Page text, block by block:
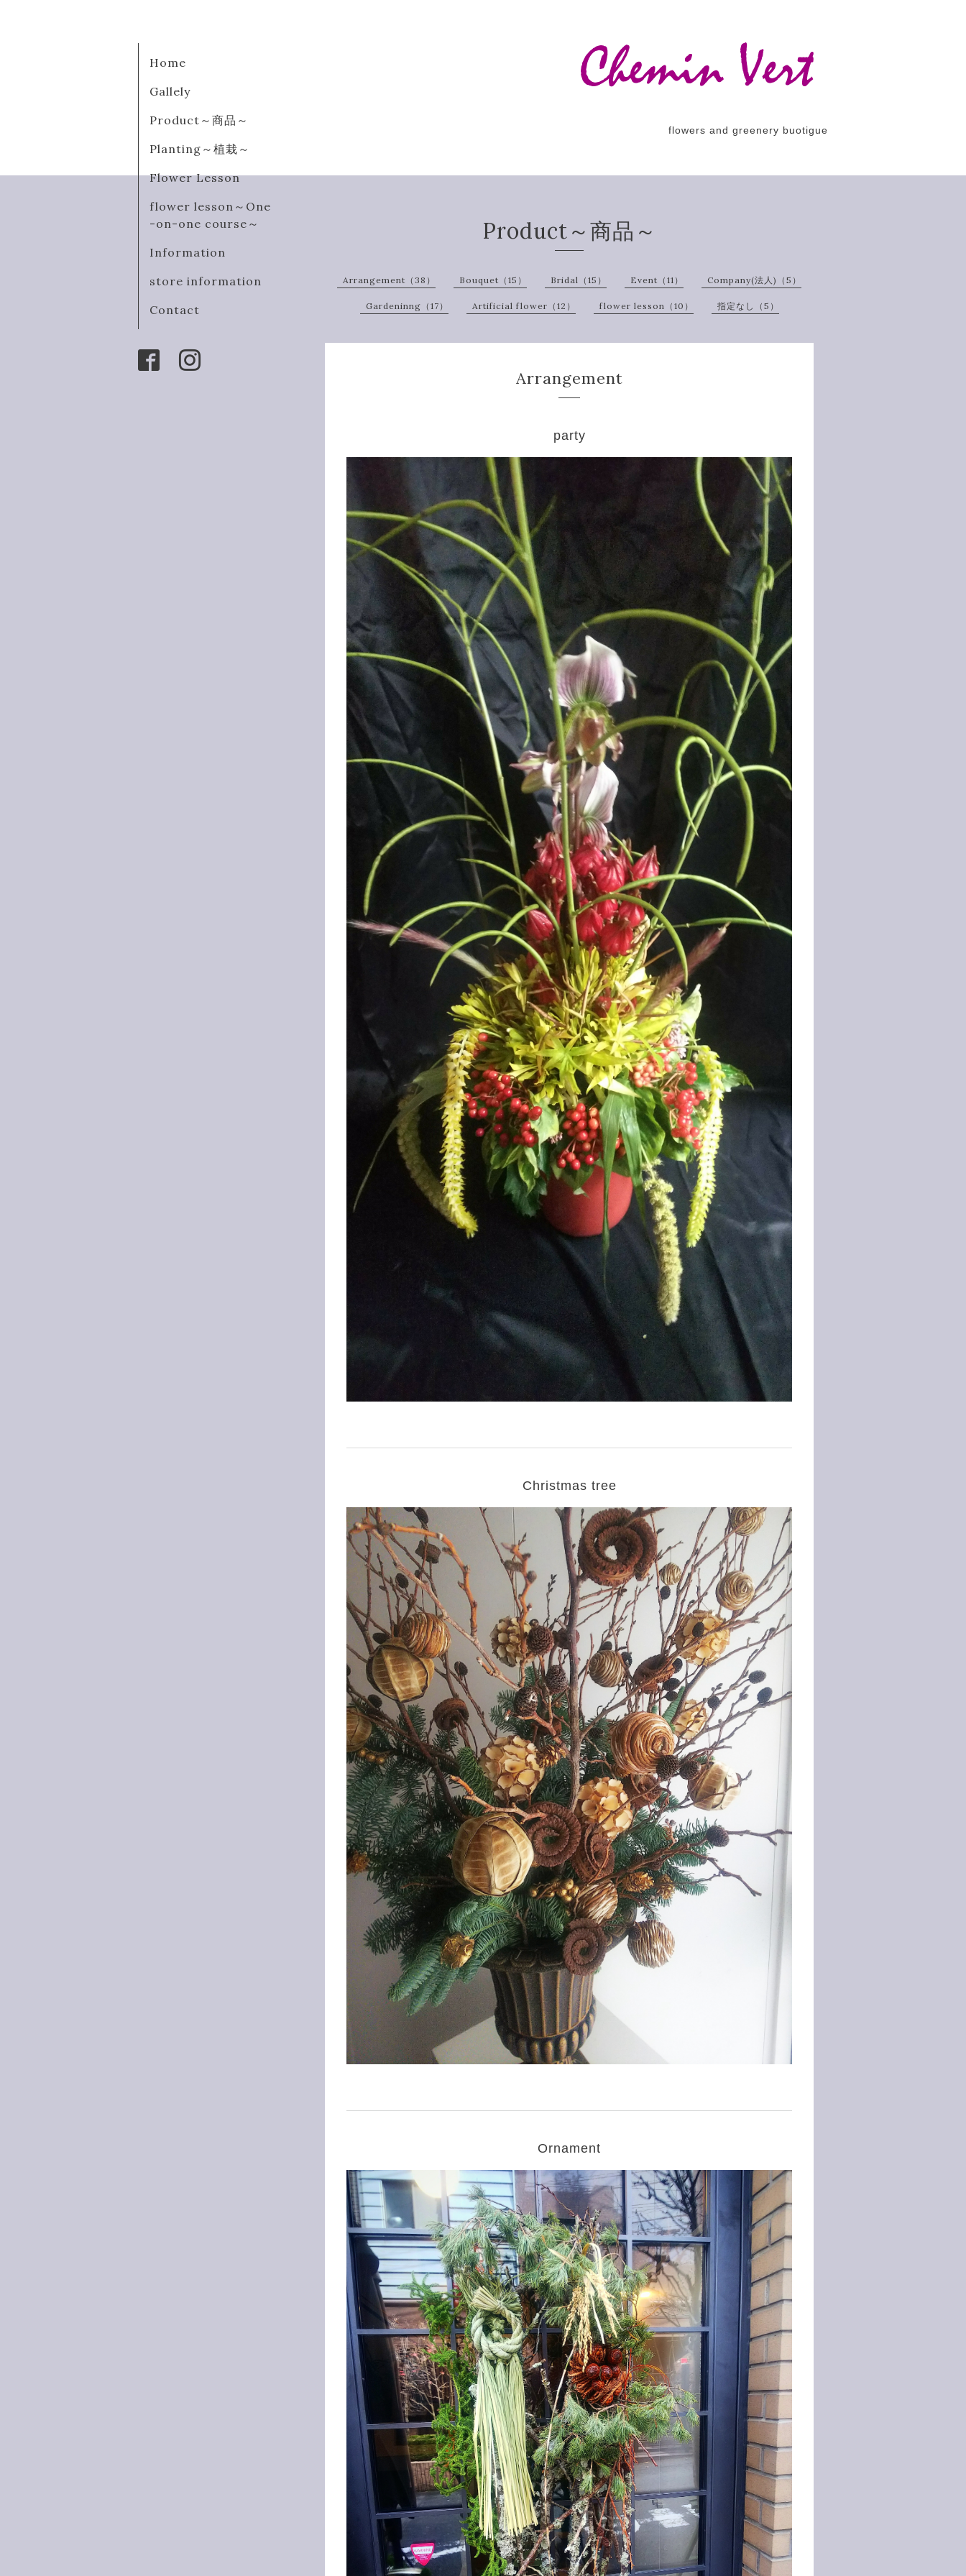
flowers and greenery buotigue
Home
Gallely
Product～商品～
Planting～植栽～
Flower Lesson
flower lesson～One
-on-one course～
Information
store information
Contact
Product～商品～
Arrangement（38） Bouquet（15） Bridal（15） Event（11） Company(法人)（5）
Gardeninng（17） Artificial flower（12） flower lesson（10） 指定なし（5）
Arrangement
party
Christmas tree
Ornament